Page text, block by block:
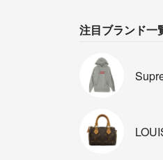
注目ブランド一